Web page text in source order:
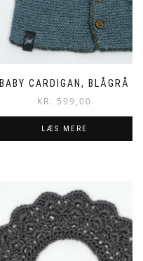
BABY CARDIGAN, BLÅGRÅ
KR. 599,00
LÆS MERE